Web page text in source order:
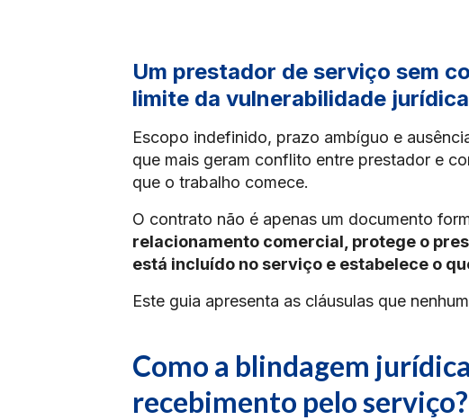
Um prestador de serviço sem
limite da vulnerabilidade
Escopo indefinido, prazo ambíguo e
que mais geram conflito entre prestador e
que o trabalho comece.
O contrato não é apenas um documento
relacionamento comercial, protege o
está incluído no serviço e estabelece o
Este guia apresenta as cláusulas que
Como a blindagem
recebimento pelo serviço?